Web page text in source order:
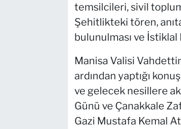
temsilcileri, sivil
Şehitlikteki tören,
bulunulması ve İstiklal
Manisa Valisi
ardından yaptığı
ve gelecek nesillere
Günü ve Çanakkale
Gazi Mustafa Kemal